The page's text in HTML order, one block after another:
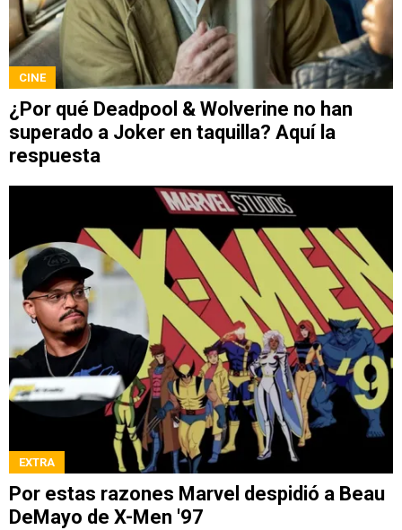
CINE
¿Por qué Deadpool & Wolverine no han
superado a Joker en taquilla? Aquí la
respuesta
EXTRA
Por estas razones Marvel despidió a Beau
DeMayo de X-Men '97